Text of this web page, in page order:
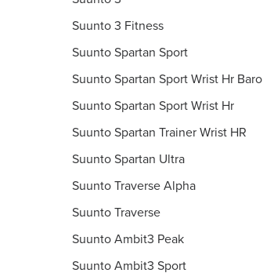
Suunto 3 Fitness
Suunto Spartan Sport
Suunto Spartan Sport Wrist Hr Baro
Suunto Spartan Sport Wrist Hr
Suunto Spartan Trainer Wrist HR
Suunto Spartan Ultra
Suunto Traverse Alpha
Suunto Traverse
Suunto Ambit3 Peak
Suunto Ambit3 Sport